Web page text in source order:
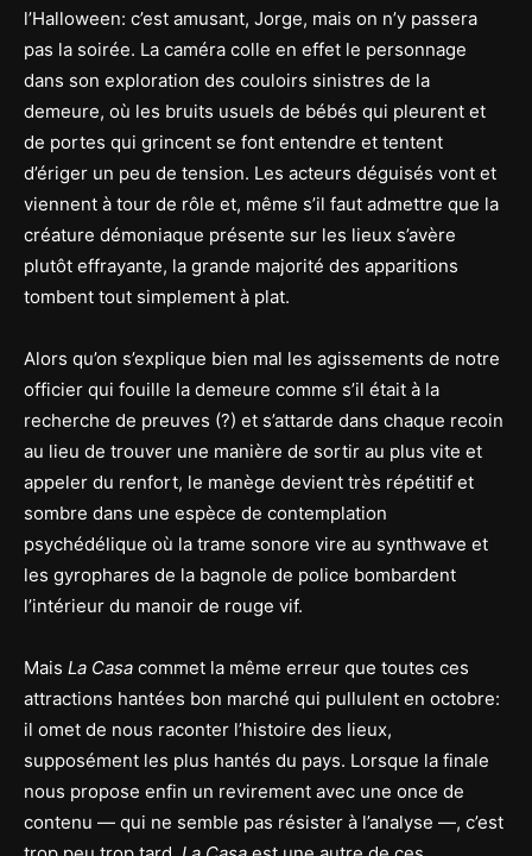
l’Halloween: c’est amusant, Jorge, mais on n’y passera
pas la soirée. La caméra colle en effet le personnage
dans son exploration des couloirs sinistres de la
demeure, où les bruits usuels de bébés qui pleurent et
de portes qui grincent se font entendre et tentent
d’ériger un peu de tension. Les acteurs déguisés vont et
viennent à tour de rôle et, même s’il faut admettre que la
créature démoniaque présente sur les lieux s’avère
plutôt effrayante, la grande majorité des apparitions
tombent tout simplement à plat.
Alors qu’on s’explique bien mal les agissements de notre
officier qui fouille la demeure comme s’il était à la
recherche de preuves (?) et s’attarde dans chaque recoin
au lieu de trouver une manière de sortir au plus vite et
appeler du renfort, le manège devient très répétitif et
sombre dans une espèce de contemplation
psychédélique où la trame sonore vire au synthwave et
les gyrophares de la bagnole de police bombardent
l’intérieur du manoir de rouge vif.
Mais La Casa commet la même erreur que toutes ces
attractions hantées bon marché qui pullulent en octobre:
il omet de nous raconter l’histoire des lieux,
supposément les plus hantés du pays. Lorsque la finale
nous propose enfin un revirement avec une once de
contenu — qui ne semble pas résister à l’analyse —, c’est